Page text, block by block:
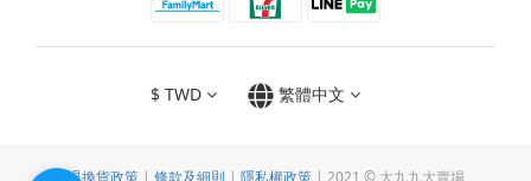
$ TWD 繁體中文